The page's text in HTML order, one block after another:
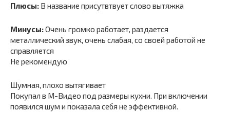
Плюсы: В название присутвтвует слово вытяжка
Минусы:Очень громко работает, раздается
металлический звук, очень слабая, со своей работой не
справляется
Не рекомендую
Шумная, плохо вытягивает
Покупал в М-Видео под размеры кухни. При включении
появился шум и показала себя не эффективной.